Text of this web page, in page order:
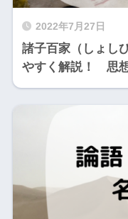
2022年7月27日
諸子百家（しょし
やすく解説！ 思